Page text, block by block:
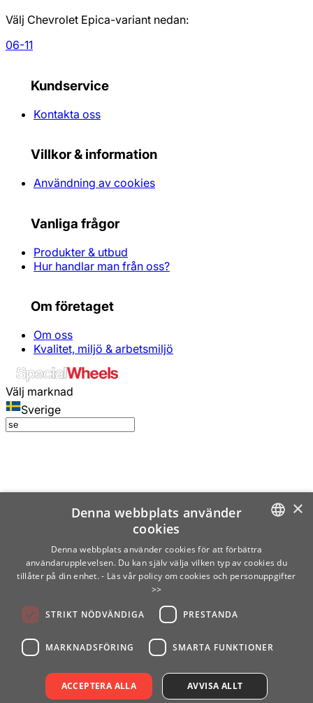
Välj Chevrolet Epica-variant nedan:
06-11
Kundservice
Kontakta oss
Villkor & information
Användning av cookies
Vanliga frågor
Produkter & utbud
Hur handlar man från oss?
Om företaget
Om oss
Kvalitet, miljö & arbetsmiljö
Välj marknad
Sverige
SWEDISH
×
Denna webbplats använder
cookies
Denna webbplats använder cookies för att förbättra
användarupplevelsen. Du kan själv välja vilken typ av cookies du
tillåter på din enhet. - Läs vår policy om cookies och personuppgifter
>>
STRIKT NÖDVÄNDIGA PRESTANDA
MARKNADSFÖRING SMARTA FUNKTIONER
ACCEPTERA ALLA AVVISA ALLT